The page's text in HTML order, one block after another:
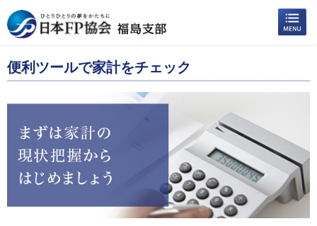
便利ツールで家計をチェック